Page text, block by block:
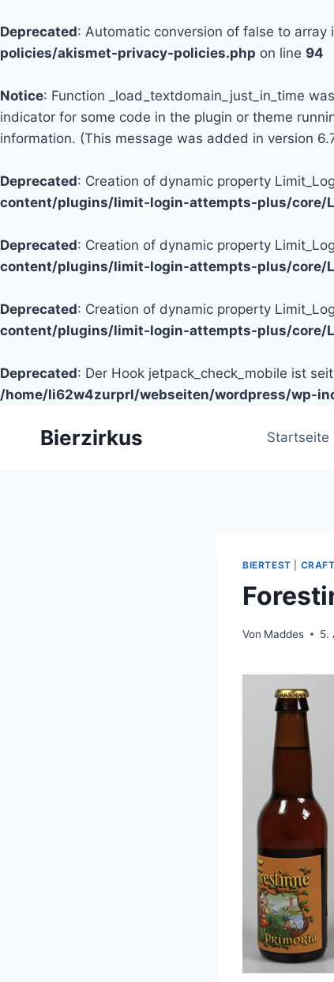
Deprecated: Automatic conversion of false to array
policies/akismet-privacy-policies.php on line 94
Notice: Function _load_textdomain_just_in_time
indicator for some code in the plugin or theme
information. (This message was added in version
Deprecated: Creation of dynamic property
content/plugins/limit-login-attempts-plus/core/
Deprecated: Creation of dynamic property
content/plugins/limit-login-attempts-plus/core/
Deprecated: Creation of dynamic property
content/plugins/limit-login-attempts-plus/core/
Deprecated: Der Hook jetpack_check_mobile ist
/home/li62w4zurprl/webseiten/wordpress/wp-
Bierzirkus Startseite
BIERTEST
Von Maddes 5.